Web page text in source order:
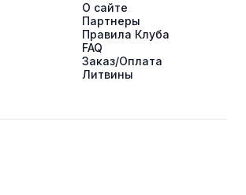
О сайте
Партнеры
Правила Клуба
FAQ
Заказ/Оплата
Литвины